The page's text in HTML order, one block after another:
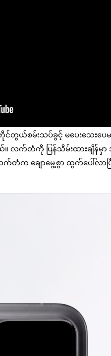
ကို ကိုင်တွယ်စမ်းသပ်ခွင့် မပေးသ
။ လက်တံကို ပြန်သိမ်းထားချိန်မှ
ချောမွေ့စွာ ထွက်ပေါ်လာပြီ